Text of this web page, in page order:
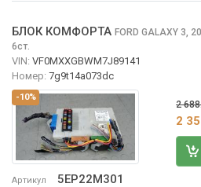
-10%
Артикул 5EP22M301
БЛОК КОМФОРТА FORD GALAXY 3,
6ст.
VIN: VF0MXXGBWM7J89141
Номер: 7g9t14a073dc
2
2